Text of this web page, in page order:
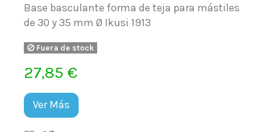
Base basculante forma de teja para mástiles
de 30 y 35 mm Ø Ikusi 1913
Fuera de stock
27,85 €
Ver Más